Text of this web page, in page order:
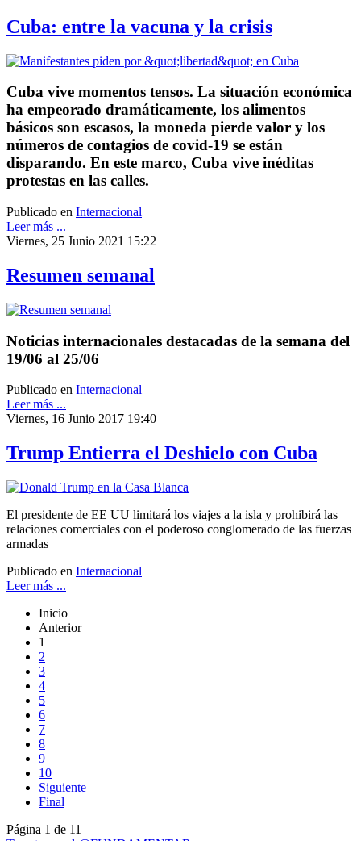
Cuba: entre la vacuna y la crisis
Cuba vive momentos tensos. La situación económica
ha empeorado dramáticamente, los alimentos
básicos son escasos, la moneda pierde valor y los
números de contagios de covid-19 se están
disparando. En este marco, Cuba vive inéditas
protestas en las calles.
Publicado en Internacional
Leer más ...
Viernes, 25 Junio 2021 15:22
Resumen semanal
Noticias internacionales destacadas de la semana del
19/06 al 25/06
Publicado en Internacional
Leer más ...
Viernes, 16 Junio 2017 19:40
Trump Entierra el Deshielo con Cuba
El presidente de EE UU limitará los viajes a la isla y prohibirá las
relaciones comerciales con el poderoso conglomerado de las fuerzas
armadas
Publicado en Internacional
Leer más ...
Inicio
Anterior
1
2
3
4
5
6
7
8
9
10
Siguiente
Final
Página 1 de 11